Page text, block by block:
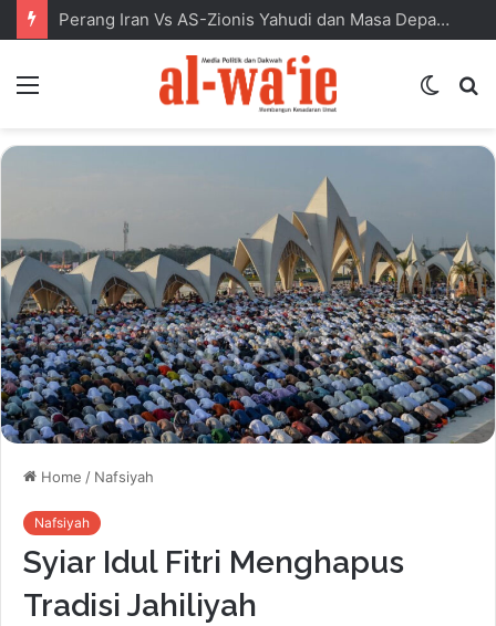
Perang Iran Vs AS-Zionis Yahudi dan Masa Depan Dunia Islam
Switch
Home / Nafsiyah
Nafsiyah
Syiar Idul Fitri Menghapus
Tradisi Jahiliyah